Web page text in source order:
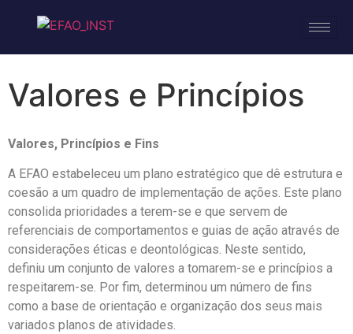
Valores e Princípios
Valores, Princípios e Fins
A EFAO estabeleceu um plano estratégico que dê estrutura e
coesão a um quadro de implementação de ações. Este plano
consolida prioridades a terem-se e que servem de
referenciais de comportamentos e guias de ação através de
considerações éticas e deontológicas. Neste sentido,
definiu um conjunto de valores a tomarem-se e princípios a
respeitarem-se. Por fim, determinou um número de fins
como a base de orientação e organização dos seus mais
variados planos de atividades.